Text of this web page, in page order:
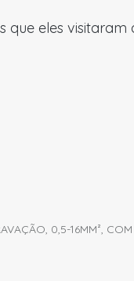
eles visitaram
0,5-16MM²,